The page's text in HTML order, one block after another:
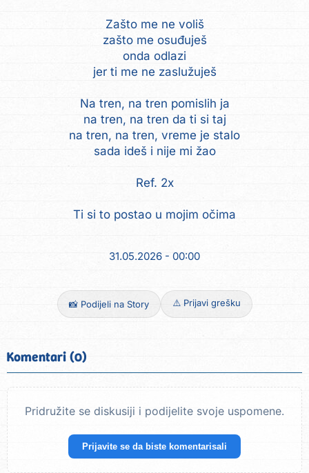
Zašto me ne voliš
zašto me osuđuješ
onda odlazi
jer ti me ne zaslužuješ
Na tren, na tren pomislih ja
na tren, na tren da ti si taj
na tren, na tren, vreme je stalo
sada ideš i nije mi žao
Ref. 2x
Ti si to postao u mojim očima
31.05.2026 - 00:00
📸 Podijeli na Story ⚠️ Prijavi grešku
Komentari (0)
Pridružite se diskusiji i podijelite svoje uspomene.
Prijavite se da biste komentarisali